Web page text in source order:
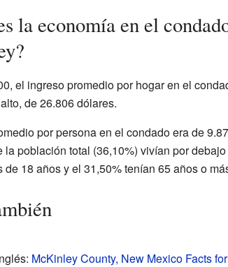
la economía en el
el ingreso promedio por hogar en el
de 26.806 dólares.
por persona en el condado era de
la población total (36,10%) vivían por
de 18 años y el 31,50% tenían 65 años o
McKinley County, New Mexico Facts